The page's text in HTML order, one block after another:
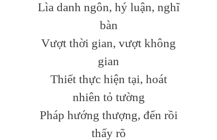
Lìa danh ngôn, hý luận, nghĩ
bàn
Vượt thời gian, vượt không
gian
Thiết thực hiện tại, hoát
nhiên tỏ tường
Pháp hướng thượng, đến rồi
thấy rõ